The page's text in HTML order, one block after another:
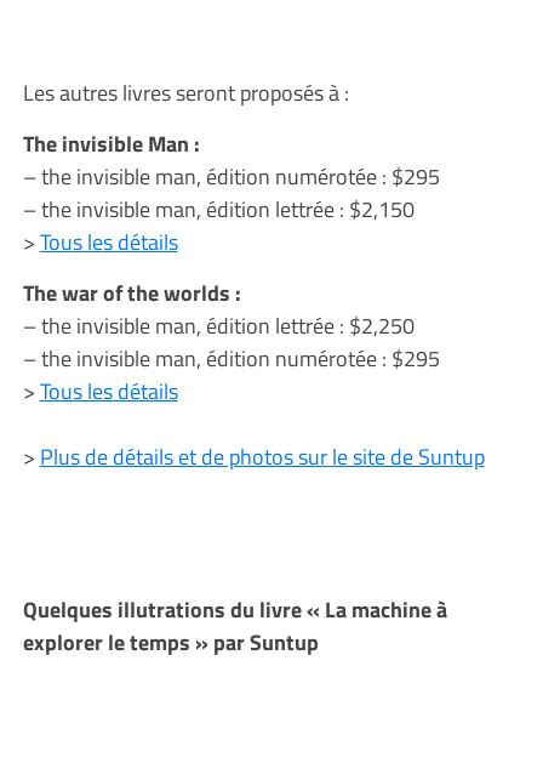
Les autres livres seront proposés à :
The invisible Man :
– the invisible man, édition numérotée : $295
– the invisible man, édition lettrée : $2,150
>Tous les détails
The war of the worlds :
– the invisible man, édition lettrée : $2,250
– the invisible man, édition numérotée : $295
>Tous les détails
> Plus de détails et de photos sur le site de Suntup
Quelques illutrations du livre « La machine à
explorer le temps » par Suntup